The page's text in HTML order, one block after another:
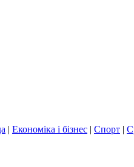
| Економіка і бізнес | Спорт |